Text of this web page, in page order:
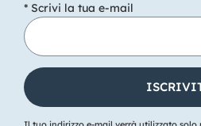
* Scrivi la tua e-mail